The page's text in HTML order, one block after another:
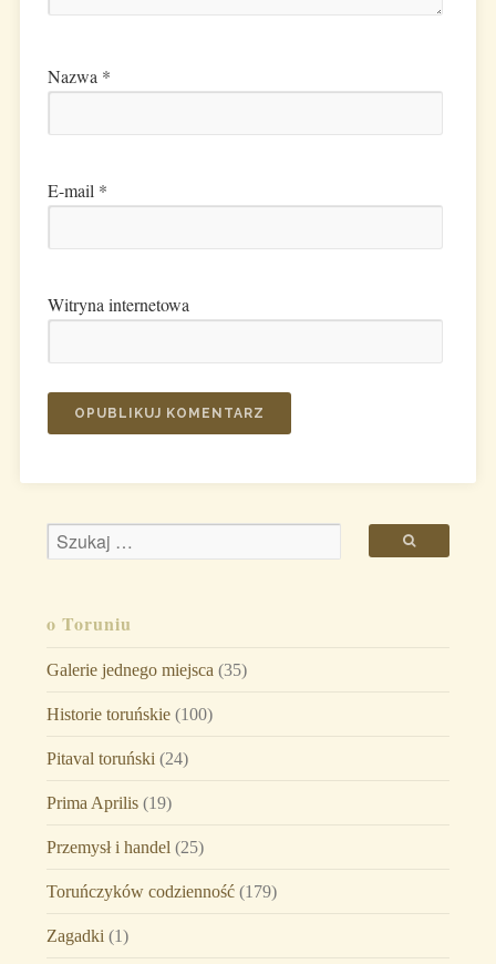
Nazwa *
E-mail *
Witryna internetowa
o Toruniu
Galerie jednego miejsca (35)
Historie toruńskie(100)
Pitaval toruński (24)
Prima Aprilis(19)
Przemysł i handel (25)
Toruńczyków codzienność(179)
Zagadki (1)